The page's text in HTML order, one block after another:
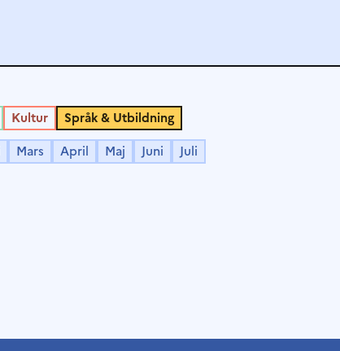
Kultur
Språk & Utbildning
Mars April Maj Juni Juli